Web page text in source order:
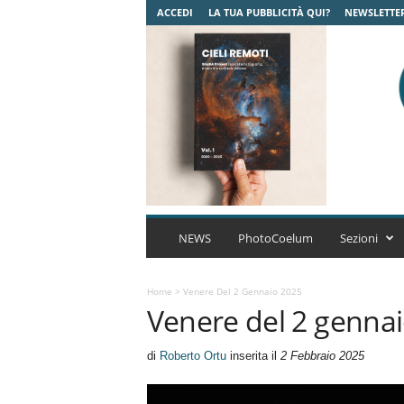
ACCEDI LA TUA PUBBLICITÀ QUI?
C
A
r
NEWS PhotoCoelum Sezioni
Home > Venere Del 2 Gennaio 2025
Venere del 2
di Roberto Ortuinserita il 2 Febbraio 2025